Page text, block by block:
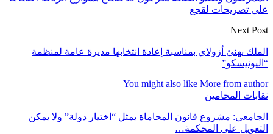
على تصريحات لقجع
Next Post
الملك يهنئ أزولاي بمناسبة إعادة انتخابها مديرة عامة لمنظمة
“اليونيسكو”
You might also like More from author
نقابات المحامين
الجامعي: مشروع قانون المحاماة يمثل “اختيار دولة” ولا يمكن
التعويل على المحكمة…